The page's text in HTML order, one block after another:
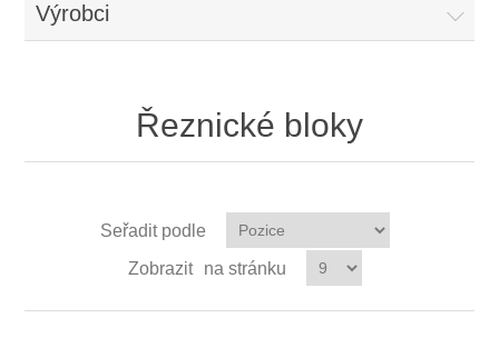
Výrobci
Řeznické bloky
Seřadit podle
Zobrazit
na stránku